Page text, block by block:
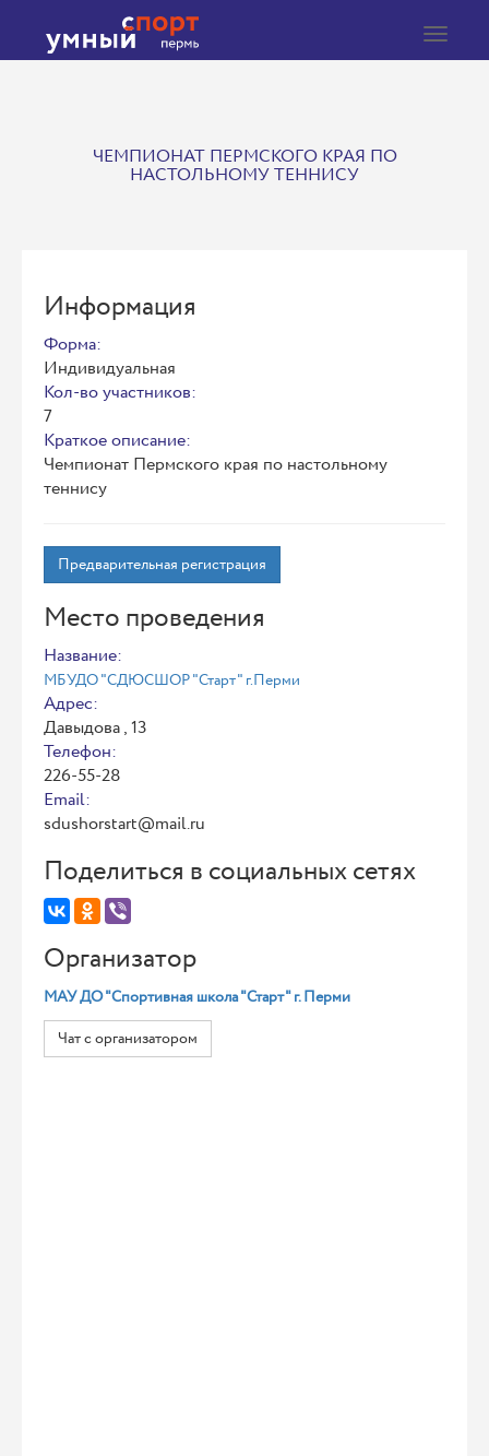
Toggle
ЧЕМПИОНАТ ПЕРМСКОГО КРАЯ ПО
НАСТОЛЬНОМУ ТЕННИСУ
Информация
Форма:
Индивидуальная
Кол-во участников:
7
Краткое описание:
Чемпионат Пермского края по настольному
теннису
Предварительная регистрация
Место проведения
Название:
МБУДО "СДЮСШОР "Старт" г.Перми
Адрес:
Давыдова , 13
Телефон:
226-55-28
Email:
sdushorstart@mail.ru
Поделиться в социальных сетях
Организатор
МАУ ДО "Спортивная школа "Старт" г. Перми
Чат с организатором